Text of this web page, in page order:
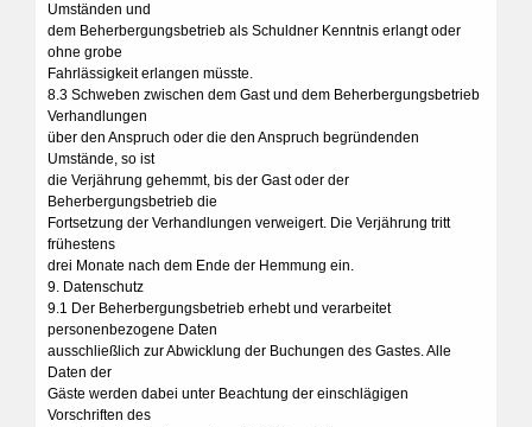
Umständen und
dem Beherbergungsbetrieb als Schuldner Kenntnis erlangt oder
ohne grobe
Fahrlässigkeit erlangen müsste.
8.3 Schweben zwischen dem Gast und dem Beherbergungsbetrieb
Verhandlungen
über den Anspruch oder die den Anspruch begründenden
Umstände, so ist
die Verjährung gehemmt, bis der Gast oder der
Beherbergungsbetrieb die
Fortsetzung der Verhandlungen verweigert. Die Verjährung tritt
frühestens
drei Monate nach dem Ende der Hemmung ein.
9. Datenschutz
9.1 Der Beherbergungsbetrieb erhebt und verarbeitet
personenbezogene Daten
ausschließlich zur Abwicklung der Buchungen des Gastes. Alle
Daten der
Gäste werden dabei unter Beachtung der einschlägigen
Vorschriften des